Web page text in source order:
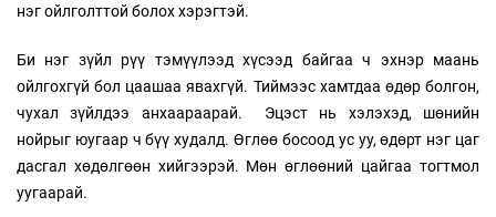
нэг ойлголттой болох хэрэгтэй.
Би нэг зүйл рүү тэмүүлээд хүсээд байгаа ч эхнэр маань
ойлгохгүй бол цаашаа явахгүй. Тиймээс хамтдаа өдөр болгон,
чухал зүйлдээ анхаараарай. Эцэст нь хэлэхэд, шөнийн
нойрыг юугаар ч бүү худалд. Өглөө босоод ус уу, өдөрт нэг цаг
дасгал хөдөлгөөн хийгээрэй. Мөн өглөөний цайгаа тогтмол
уугаарай.